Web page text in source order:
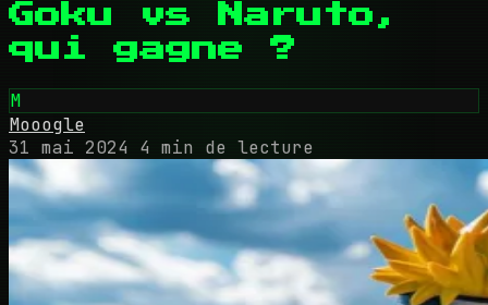
Goku vs Naruto,
qui gagne ?
M
Mooogle
31 mai 2024 4 min de lecture